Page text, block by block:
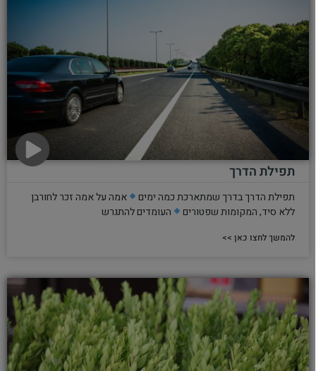
תפילת הדרך
תפילת הדרך בדרך שמתארכת כמה ימים
אמה על אמה זכר לחורבן
ללא סיד, המקומות שפטורים
העומדים להתגרש
להמשך לחצו כאן >>